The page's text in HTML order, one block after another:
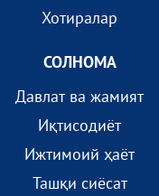
Хотиралар
СОЛНОМА
Давлат ва жамият
Иқтисодиёт
Ижтимоий ҳаёт
Ташқи сиёсат